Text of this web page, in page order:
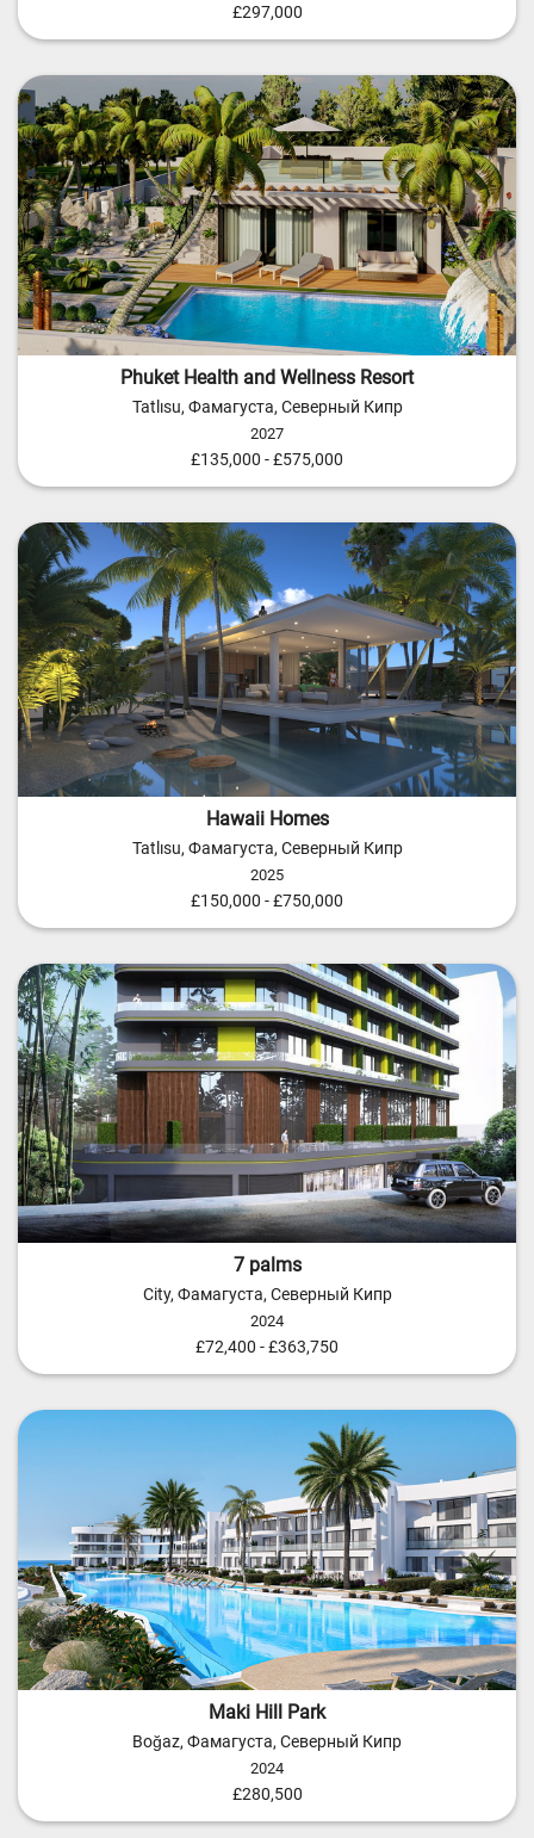
£297,000
Phuket Health and Wellness Resort
Tatlısu, Фамагуста, Северный Кипр
2027
£135,000 - £575,000
Hawaii Homes
Tatlısu, Фамагуста, Северный Кипр
2025
£150,000 - £750,000
7 palms
City, Фамагуста, Северный Кипр
2024
£72,400 - £363,750
Maki Hill Park
Boğaz, Фамагуста, Северный Кипр
2024
£280,500